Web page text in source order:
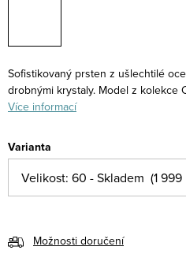
Sofistikovaný prsten z ušlechtilé
drobnými krystaly. Model z kolekce
Více informací
Varianta
Možnosti doručení